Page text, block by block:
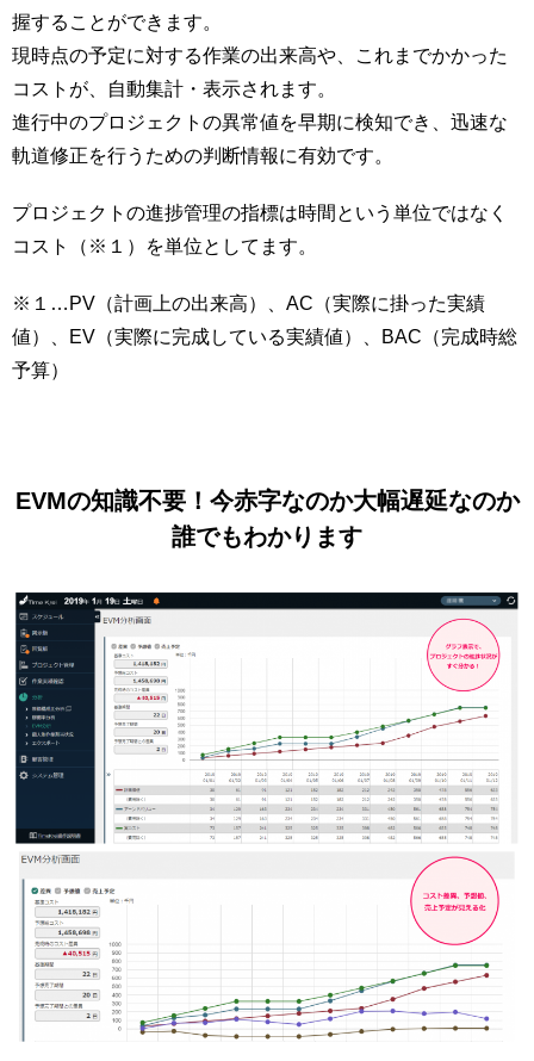
握することができます。
現時点の予定に対する作業の出来高や、これまでかかった
コストが、自動集計・表示されます。
進行中のプロジェクトの異常値を早期に検知でき、迅速な
軌道修正を行うための判断情報に有効です。
プロジェクトの進捗管理の指標は時間という単位ではなく
コスト（※１）を単位としてます。
※１…PV（計画上の出来高）、AC（実際に掛った実績
値）、EV（実際に完成している実績値）、BAC（完成時総
予算）
EVMの知識不要！今赤字なのか大幅遅延なのか
誰でもわかります